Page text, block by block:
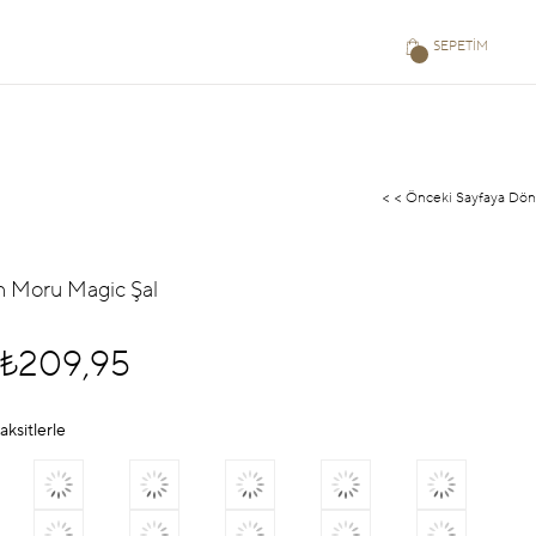
SEPETIM
< < Önceki Sayfaya Dön
Moru Magic Şal
₺209,95